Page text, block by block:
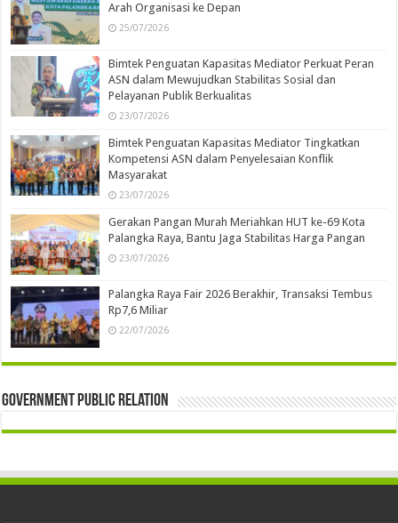
Arah Organisasi ke Depan
25/07/2026
Bimtek Penguatan Kapasitas Mediator Perkuat Peran
ASN dalam Mewujudkan Stabilitas Sosial dan
Pelayanan Publik Berkualitas
23/07/2026
Bimtek Penguatan Kapasitas Mediator Tingkatkan
Kompetensi ASN dalam Penyelesaian Konflik
Masyarakat
23/07/2026
Gerakan Pangan Murah Meriahkan HUT ke-69 Kota
Palangka Raya, Bantu Jaga Stabilitas Harga Pangan
23/07/2026
Palangka Raya Fair 2026 Berakhir, Transaksi Tembus
Rp7,6 Miliar
22/07/2026
Government Public Relation